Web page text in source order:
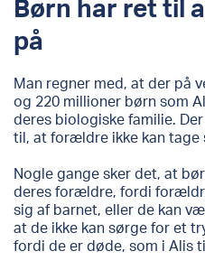
Børn har ret til
på
Man regner med, at der på
og 220 millioner børn som
deres biologiske familie.
til, at forældre ikke kan tage
Nogle gange sker det, at
deres forældre, fordi
sig af barnet, eller de kan
at de ikke kan sørge for et
fordi de er døde, som i Alis